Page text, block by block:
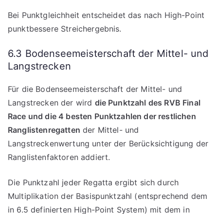
Bei Punktgleichheit entscheidet das nach High-Point
punktbessere Streichergebnis.
6.3 Bodenseemeisterschaft der Mittel- und
Langstrecken
Für die Bodenseemeisterschaft der Mittel- und
Langstrecken der wird die Punktzahl des RVB Final
Race und die 4 besten Punktzahlen der restlichen
Ranglistenregatten der Mittel- und
Langstreckenwertung unter der Berücksichtigung der
Ranglistenfaktoren addiert.
Die Punktzahl jeder Regatta ergibt sich durch
Multiplikation der Basispunktzahl (entsprechend dem
in 6.5 definierten High-Point System) mit dem in